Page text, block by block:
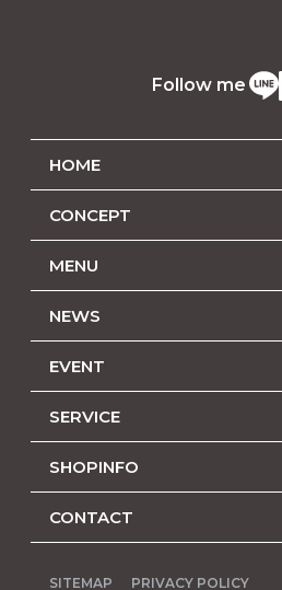
Follow me
HOME
CONCEPT
MENU
NEWS
EVENT
SERVICE
SHOPINFO
CONTACT
SITEMAP PRIVACY POLICY